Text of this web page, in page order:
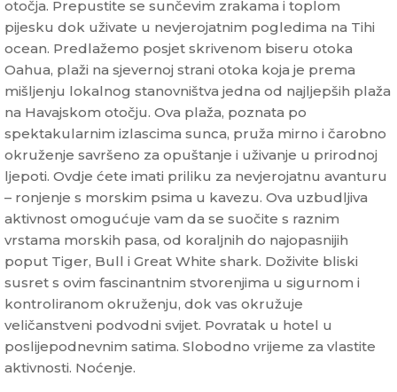
otočja. Prepustite se sunčevim zrakama i toplom
pijesku dok uživate u nevjerojatnim pogledima na Tihi
ocean. Predlažemo posjet skrivenom biseru otoka
Oahua, plaži na sjevernoj strani otoka koja je prema
mišljenju lokalnog stanovništva jedna od najljepših plaža
na Havajskom otočju. Ova plaža, poznata po
spektakularnim izlascima sunca, pruža mirno i čarobno
okruženje savršeno za opuštanje i uživanje u prirodnoj
ljepoti. Ovdje ćete imati priliku za nevjerojatnu avanturu
– ronjenje s morskim psima u kavezu. Ova uzbudljiva
aktivnost omogućuje vam da se suočite s raznim
vrstama morskih pasa, od koraljnih do najopasnijih
poput Tiger, Bull i Great White shark. Doživite bliski
susret s ovim fascinantnim stvorenjima u sigurnom i
kontroliranom okruženju, dok vas okružuje
veličanstveni podvodni svijet. Povratak u hotel u
poslijepodnevnim satima. Slobodno vrijeme za vlastite
aktivnosti. Noćenje.